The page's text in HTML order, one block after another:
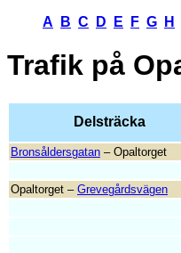
A B C D E F G H
Trafik på
Delsträcka
Bronsåldersgatan – Opaltorget
Opaltorget – Grevegårdsvägen